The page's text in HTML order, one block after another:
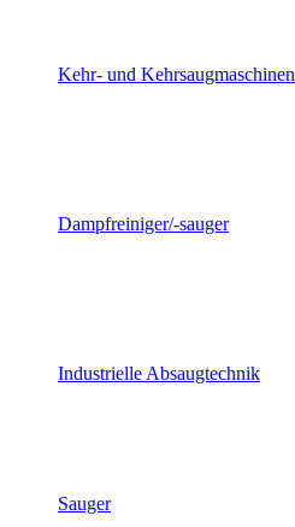
Kehr- und Kehrsaugmaschinen
Dampfreiniger/-sauger
Industrielle Absaugtechnik
Sauger